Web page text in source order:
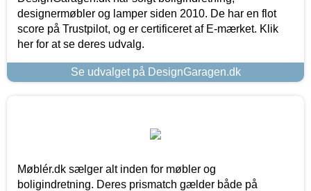
designermøbler og lamper siden 2010. De har en flot
score på Trustpilot, og er certificeret af E-mærket. Klik
her for at se deres udvalg.
Se udvalget på DesignGaragen.dk
Møblér.dk sælger alt inden for møbler og
boligindretning. Deres prismatch gælder både på